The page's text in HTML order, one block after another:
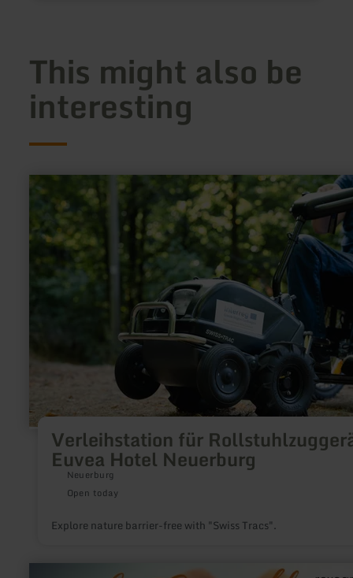
This might also be
interesting
Verleihstation für
Euvea Hotel Neuerburg
Neuerburg
Open today
Explore nature barrier-free with "Swiss Tracs".
more
für
Rollstuhlzuggeräte
Euvea
Neuerburg